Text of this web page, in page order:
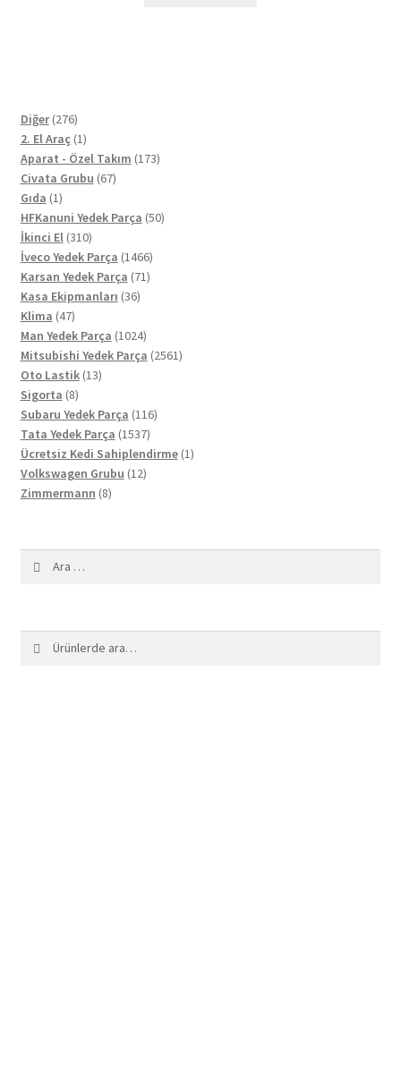
Diğer 276276
ürün
2. El Araç 11
ürün
Aparat - Özel Takım 173173
Civata Grubu 6767
Gıda 11
ürün
HFKanuni Yedek Parça 5050
İkinci El 310310
ürün
İveco Yedek Parça 14661466
ürün
Karsan Yedek Parça 7171
Kasa Ekipmanları 3636
Klima 4747
ürün
Man Yedek Parça 10241024
ürün
Mitsubishi Yedek Parça 25612561
Oto Lastik 1313
Sigorta 88
ürün
Subaru Yedek Parça 116116
Tata Yedek Parça 15371537
ürün
Ücretsiz Kedi Sahiplendirme 11
Volkswagen Grubu 1212
Zimmermann 88